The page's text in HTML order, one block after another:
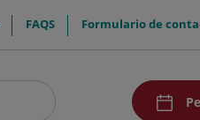
FAQS Formulario de